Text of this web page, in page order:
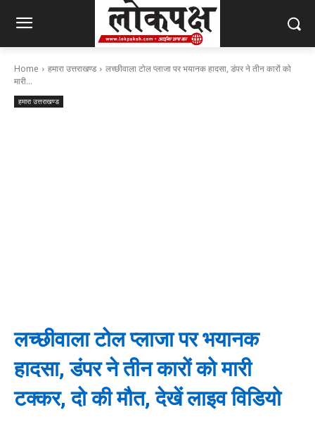
Home हमारा उत्तराखण्ड
लच्छीवाला टोल प्लाजा पर भयानक हादसा, डंपर ने तीन कारों को
मारी...
हमारा उत्तराखण्ड
लच्छीवाला टोल प्लाजा पर भयानक
हादसा, डंपर ने तीन कारों को मारी
टक्कर, दो की मौत, देखें लाइव विडियो